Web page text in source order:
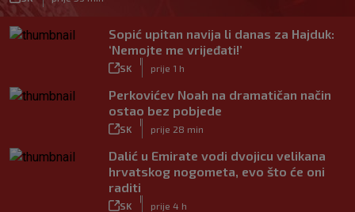
Sopić upitan navija li danas za Hajduk:
‘Nemojte me vrijeđati!’
SK prije 1 h
Perkovićev Noah na dramatičan način
ostao bez pobjede
SK prije 28 min
Dalić u Emirate vodi dvojicu velikana
hrvatskog nogometa, evo što će oni
raditi
SK prije 4 h